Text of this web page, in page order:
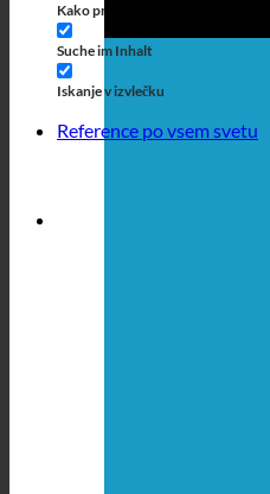
Kako priti do naslova
Suche im Inhalt
Iskanje v izvlečku
Reference po vsem svetu